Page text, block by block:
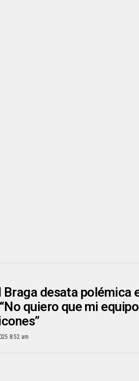
Braga desata polémica
quiero que mi
8:52 am